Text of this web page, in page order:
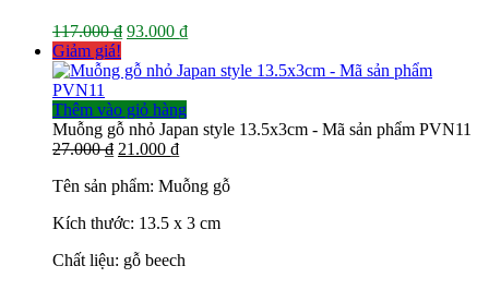
117.000₫ Giá
là:
93.000 ₫Giá
tại
Giảm giá!
Thêm vào giỏ hàng
Muỗng gỗ nhỏ Japan style 13.5x3cm - Mã sản phẩm PVN11
27.000₫ Giá
là:
21.000 ₫Giá
tại
21.000 ₫.
Tên sản phẩm: Muỗng gỗ
Kích thước: 13.5 x 3 cm
Chất liệu: gỗ beech